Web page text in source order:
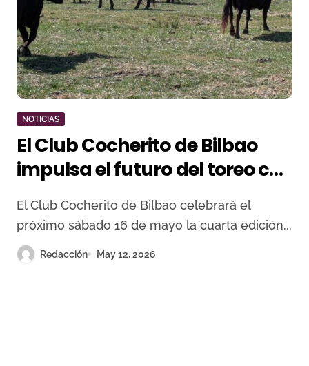
NOTICIAS
El Club Cocherito de Bilbao
impulsa el futuro del toreo con
su IV Certamen de Novilleros
sin Caballos
El Club Cocherito de Bilbao celebrará el
próximo sábado 16 de mayo la cuarta edición...
Redacción May 12, 2026